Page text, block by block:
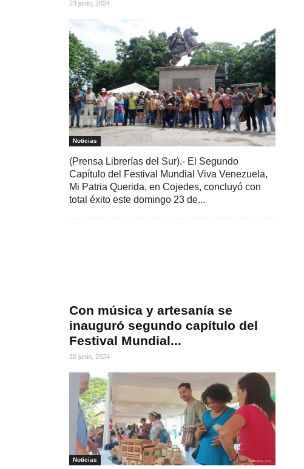
23 junio, 2024
Noticias
(Prensa Librerías del Sur).- El Segundo
Capítulo del Festival Mundial Viva Venezuela,
Mi Patria Querida, en Cojedes, concluyó con
total éxito este domingo 23 de...
Con música y artesanía se
inauguró segundo capítulo del
Festival Mundial...
20 junio, 2024
Noticias